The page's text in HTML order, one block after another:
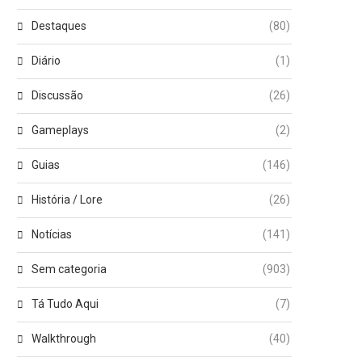
Destaques (80)
Diário (1)
Discussão (26)
Gameplays (2)
Guias (146)
História / Lore (26)
Notícias (141)
Sem categoria (903)
Tá Tudo Aqui (7)
Walkthrough (40)